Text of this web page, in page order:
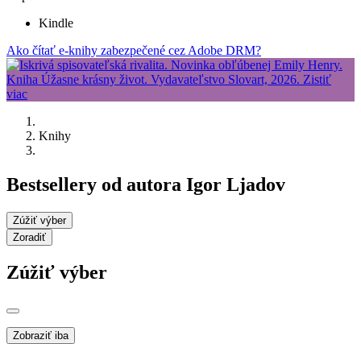
Kindle
Ako čítať e-knihy zabezpečené cez Adobe DRM?
Knihy
Bestsellery od autora Igor Ljadov
Zúžiť výber
Zoradiť
Zúžiť výber
Zobraziť iba